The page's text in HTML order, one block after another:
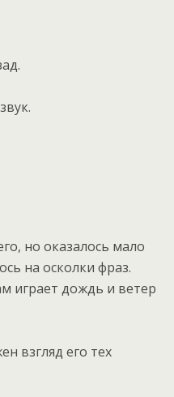
но оказалось мало
на осколки фраз.
играет дождь и ветер
взгляд его тех